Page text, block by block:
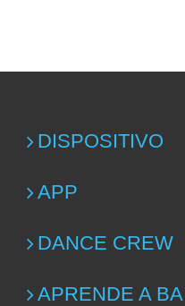
DISPOSITIVO
APP
DANCE CREW
APRENDE A